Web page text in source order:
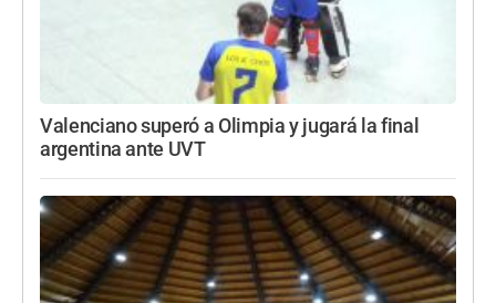
Valenciano superó a Olimpia y jugará la final
argentina ante UVT